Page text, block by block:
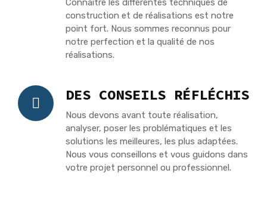
Connaître les différentes techniques de
construction et de réalisations est notre
point fort. Nous sommes reconnus pour
notre perfection et la qualité de nos
réalisations.
DES CONSEILS RÉFLÉCHIS
Nous devons avant toute réalisation,
analyser, poser les problématiques et les
solutions les meilleures, les plus adaptées.
Nous vous conseillons et vous guidons dans
votre projet personnel ou professionnel.